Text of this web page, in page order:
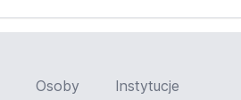
Osoby Instytucje